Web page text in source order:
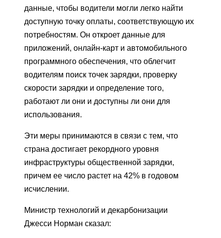
данные, чтобы водители могли легко найти
доступную точку оплаты, соответствующую их
потребностям. Он откроет данные для
приложений, онлайн-карт и автомобильного
программного обеспечения, что облегчит
водителям поиск точек зарядки, проверку
скорости зарядки и определение того,
работают ли они и доступны ли они для
использования.
Эти меры принимаются в связи с тем, что
страна достигает рекордного уровня
инфраструктуры общественной зарядки,
причем ее число растет на 42% в годовом
исчислении.
Министр технологий и декарбонизации
Джесси Норман сказал: